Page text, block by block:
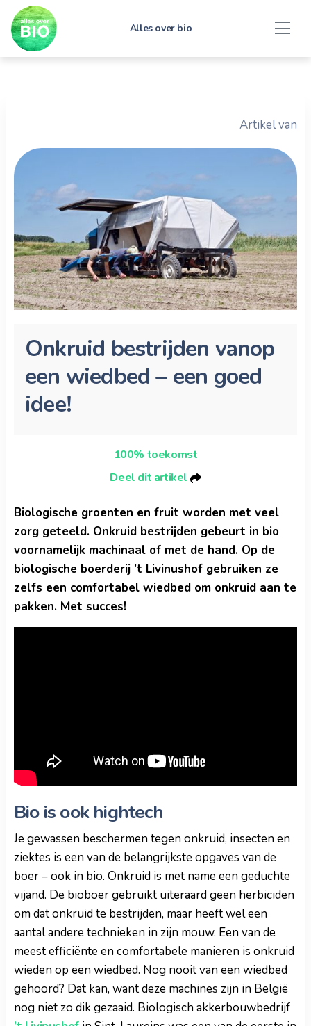
Alles over bio
Artikel van
Onkruid bestrijden vanop
een wiedbed – een goed
idee!
100% toekomst
Deel dit artikel
Biologische groenten en fruit worden met veel
zorg geteeld. Onkruid bestrijden gebeurt in bio
voornamelijk machinaal of met de hand. Op de
biologische boerderij ’t Livinushof gebruiken ze
zelfs een comfortabel wiedbed om onkruid aan te
pakken. Met succes!
Bio is ook hightech
Je gewassen beschermen tegen onkruid, insecten en
ziektes is een van de belangrijkste opgaves van de
boer – ook in bio. Onkruid is met name een geduchte
vijand. De bioboer gebruikt uiteraard geen herbiciden
om dat onkruid te bestrijden, maar heeft wel een
aantal andere technieken in zijn mouw. Een van de
meest efficiënte en comfortabele manieren is onkruid
wieden op een wiedbed. Nog nooit van een wiedbed
gehoord? Dat kan, want deze machines zijn in België
nog niet zo dik gezaaid. Biologisch akkerbouwbedrijf